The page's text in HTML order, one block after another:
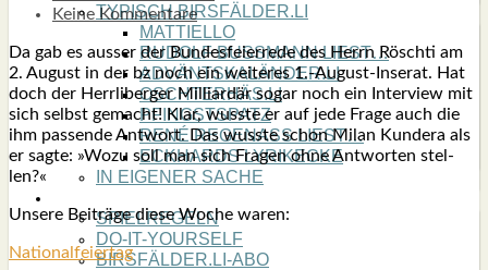
TYPISCH BIRSFÄLDER.LI
MATTIELLO
RUDOLF BUSS­MANN LIEST…
ADVÄNTSKALÄNDER.LI
OSCHTERHÄS.LI
PFINGST­SPATZ
RENÉ REGEN­ASS LIEST…
ECK­HARDS LYRIK­ECKE
IN EIGE­NER SACHE
SPIEL­RE­GELN
DO-IT-YOUR­S­ELF
BIRSFÄLDER.LI-ABO
Keine Kommentare
Da gab es aus­ser der Bun­des­fei­er­re­de des Herrn Rös­ch­ti am
2. August in der bz noch ein wei­te­res 1.-August-Inserat. Hat
doch der Herr­li­ber­ger Mil­li­ar­där sogar noch ein Inter­view mit
sich selbst gemacht! Klar, wuss­te er auf jede Fra­ge auch die
ihm pas­sen­de Ant­wort. Das wuss­te schon Milan Kun­de­ra als
er sag­te: »Wozu soll man sich Fra­gen ohne Ant­wor­ten stel­
len?«
Unse­re Bei­trä­ge die­se Woche waren:
Natio­nal­fei­er­tag